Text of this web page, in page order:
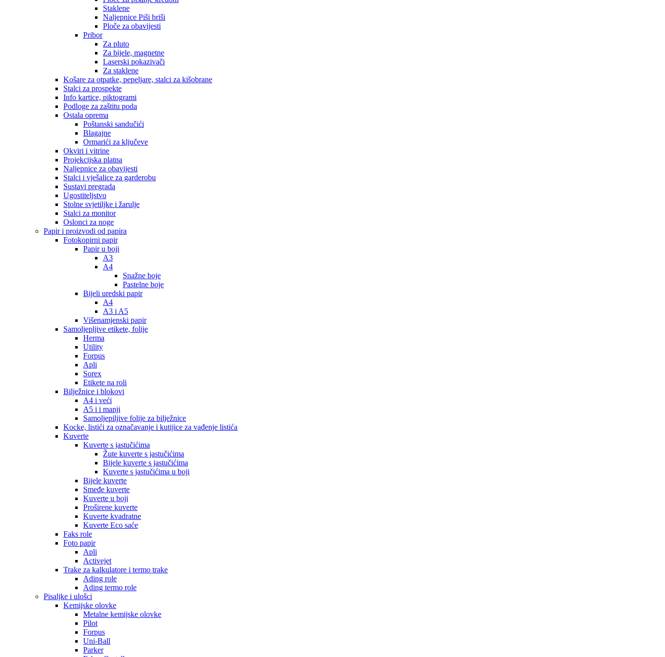
Staklene
Naljepnice Piši briši
Ploče za obavijesti
Pribor
Za pluto
Za bijele, magnetne
Laserski pokazivači
Za staklene
Košare za otpatke, pepeljare, stalci za kišobrane
Stalci za prospekte
Info kartice, piktogrami
Podloge za zaštitu poda
Ostala oprema
Poštanski sandučići
Blagajne
Ormarići za ključeve
Okviri i vitrine
Projekcijska platna
Naljepnice za obavijesti
Stalci i vješalice za garderobu
Sustavi pregrada
Ugostiteljstvo
Stolne svjetiljke i žarulje
Stalci za monitor
Oslonci za noge
Papir i proizvodi od papira
Fotokopirni papir
Papir u boji
A3
A4
Snažne boje
Pastelne boje
Bijeli uredski papir
A4
A3 i A5
Višenamjenski papir
Samoljepljive etikete, folije
Herma
Utility
Forpus
Apli
Sorex
Etikete na roli
Bilježnice i blokovi
A4 i veći
A5 i i manji
Samoljepiljive folije za bilježnice
Kocke, listići za označavanje i kutijice za vađenje listića
Kuverte
Kuverte s jastučićima
Žute kuverte s jastučićima
Bijele kuverte s jastučićima
Kuverte s jastučićima u boji
Bijele kuverte
Smeđe kuverte
Kuverte u boji
Proširene kuverte
Kuverte kvadratne
Kuverte Eco saće
Faks role
Foto papir
Apli
Activejet
Trake za kalkulatore i termo trake
Ading role
Ading termo role
Pisaljke i ulošci
Kemijske olovke
Metalne kemijske olovke
Pilot
Forpus
Uni-Ball
Parker